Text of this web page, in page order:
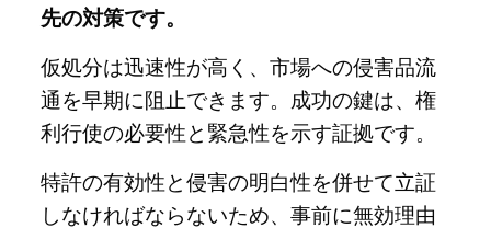
先の対策です。
仮処分は迅速性が高く、市場への侵害品流
通を早期に阻止できます。成功の鍵は、権
利行使の必要性と緊急性を示す証拠です。
特許の有効性と侵害の明白性を併せて立証
しなければならないため、事前に無効理由